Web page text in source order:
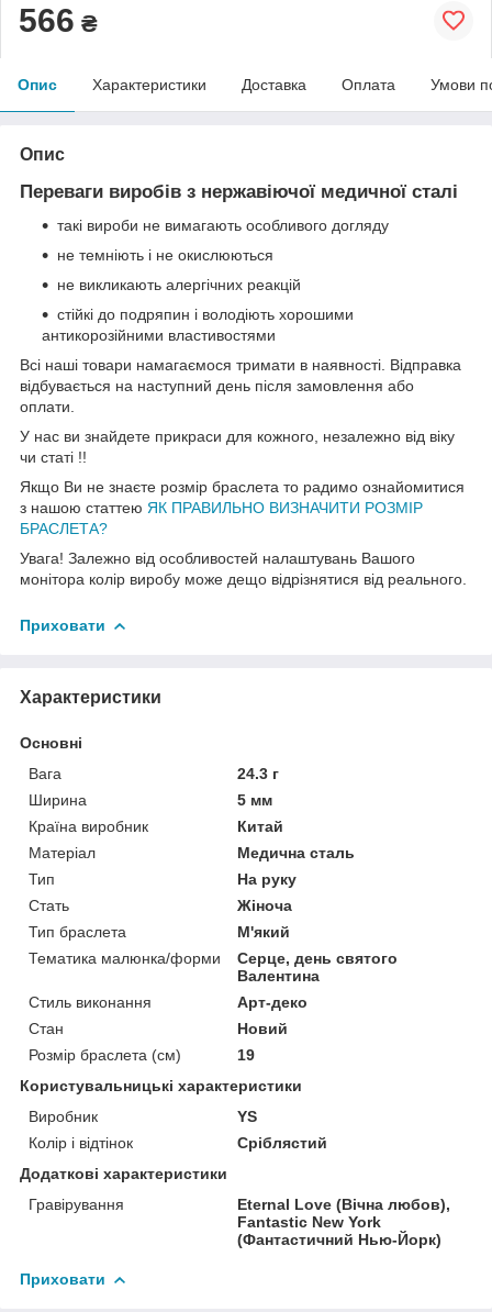
566 ₴
Опис Характеристики Доставка Оплата Умови
Опис
Переваги виробів з нержавіючої медичної сталі
такі вироби не вимагають особливого догляду
не темніють і не окислюються
не викликають алергічних реакцій
стійкі до подряпин і володіють хорошими
антикорозійними властивостями
Всі наші товари намагаємося тримати в наявності. Відправка
відбувається на наступний день після замовлення або
оплати.
У нас ви знайдете прикраси для кожного, незалежно від віку
чи статі !!
Якщо Ви не знаєте розмір браслета то радимо ознайомитися
з нашою статтею ЯК ПРАВИЛЬНО ВИЗНАЧИТИ РОЗМІР
БРАСЛЕТА?
Увага! Залежно від особливостей налаштувань Вашого
монітора колір виробу може дещо відрізнятися від реального.
Приховати
Характеристики
Основні
Вага
24.3 г
Ширина
5 мм
Країна виробник
Китай
Матеріал
Медична сталь
Тип
На руку
Стать
Жіноча
Тип браслета
М'який
Тематика малюнка/форми
Серце, день святого
Валентина
Стиль виконання
Арт-деко
Стан
Новий
Розмір браслета (см)
19
Користувальницькі характеристики
Виробник
YS
Колір і відтінок
Сріблястий
Додаткові характеристики
Гравірування
Eternal Love (Вічна любов),
Fantastic New York
(Фантастичний Нью-Йорк)
Приховати